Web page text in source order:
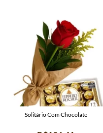
Solitário Com Chocolate